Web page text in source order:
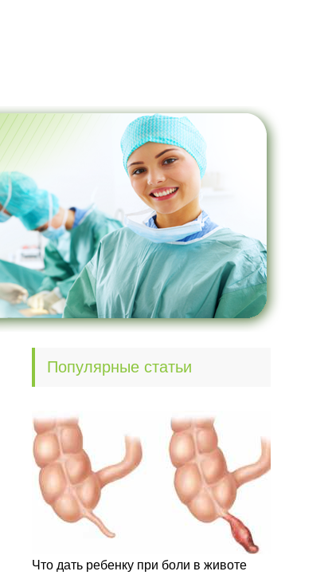
Популярные статьи
Что дать ребенку при боли в животе